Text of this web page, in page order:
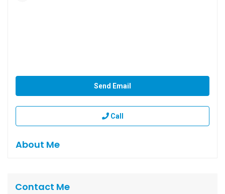
Send Email
Call
About Me
Contact Me